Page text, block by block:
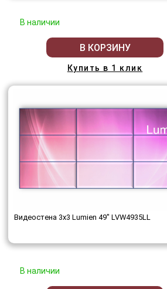
В наличии
В КОРЗИНУ
Купить в 1 клик
Видеостена 3x3 Lumien 49" LVW4935LL
В наличии